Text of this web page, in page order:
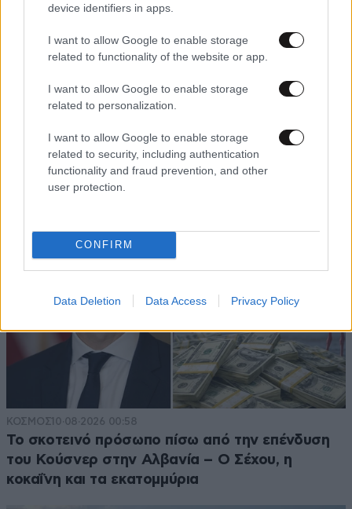
device identifiers in apps.
I want to allow Google to enable storage
related to functionality of the website or app.
I want to allow Google to enable storage
related to personalization.
I want to allow Google to enable storage
related to security, including authentication
functionality and fraud prevention, and other
user protection.
CONFIRM
Data Deletion Data Access Privacy Policy
2 ω. πριν
Τεράστιος πύθωνας με πρησμένη κοιλιά
βρέθηκε κάτω από την αποθήκη οικογένειας –
Αυτό ήταν το τελευταίο του γεύμα
ΚΟΣΜΟΣ10·08·2026 00:58
Το σκοτεινό πρόσωπο πίσω από την επένδυση
του Κούσνερ στην Αλβανία – Ο Σέχου, η
κοκαΐνη και τα εκατομμύρια